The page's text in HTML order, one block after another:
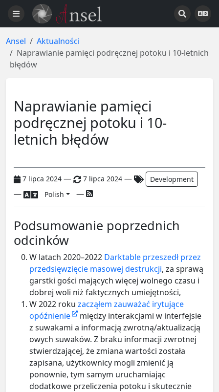
Ansel
Aktualności
Naprawianie pamięci podręcznej potoku i 10-letnich
błędów
Naprawianie pamięci
podręcznej potoku i 10-
letnich błędów
7 lipca 2024 — 7 lipca 2024 — Development
— Polish —
Podsumowanie poprzednich
odcinków
W latach 2020–2022 Darktable przeszedł przez
przedsięwzięcie masowej destrukcji, za sprawą
garstki gości mających więcej wolnego czasu i
dobrej woli niż faktycznych umiejętności,
W 2022 roku zacząłem zauważać irytujące
opóźnienie
między interakcjami w interfejsie
z suwakami a informacją zwrotną/aktualizacją
owych suwaków. Z braku informacji zwrotnej
stwierdzającej, że zmiana wartości została
zapisana, użytkownicy mogli zmienić ją
ponownie, tym samym uruchamiając
dodatkowe przeliczenia potoku i skutecznie